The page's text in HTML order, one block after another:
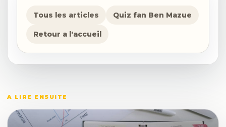
Tous les articles Quiz fan Ben Mazue
Retour a l'accueil
A LIRE ENSUITE